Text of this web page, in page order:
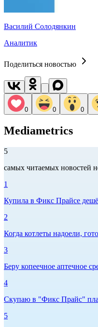
Василий Солодянкин
Аналитик
Поделиться новостью
0 0 0
Mediametrics
5
самых читаемых новостей
1
Купила в Фикс Прайсе
2
Когда котлеты надоели,
3
Беру копеечное аптечное
4
Скупаю в "Фикс Прайс"
5